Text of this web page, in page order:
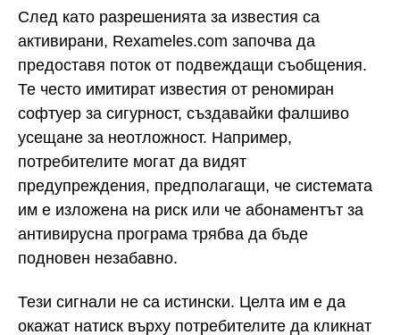
След като разрешенията за известия са
активирани, Rexameles.com започва да
предоставя поток от подвеждащи съобщения.
Те често имитират известия от реномиран
софтуер за сигурност, създавайки фалшиво
усещане за неотложност. Например,
потребителите могат да видят
предупреждения, предполагащи, че системата
им е изложена на риск или че абонаментът за
антивирусна програма трябва да бъде
подновен незабавно.
Тези сигнали не са истински. Целта им е да
окажат натиск върху потребителите да кликнат